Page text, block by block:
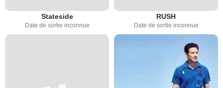
Stateside
Date de sortie inconnue
RUSH
Date de sortie inconnue